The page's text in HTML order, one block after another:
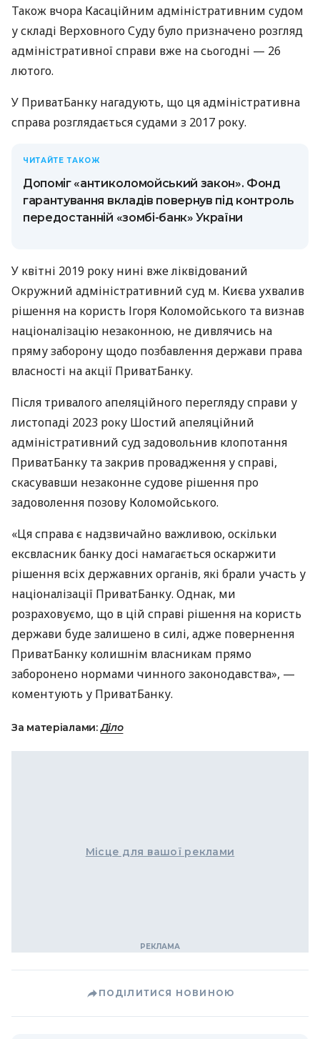
Також вчора Касаційним адміністративним судом
у складі Верховного Суду було призначено розгляд
адміністративної справи вже на сьогодні — 26
лютого.
У ПриватБанку нагадують, що ця адміністративна
справа розглядається судами з 2017 року.
ЧИТАЙТЕ ТАКОЖ
Допоміг «антиколомойський закон». Фонд
гарантування вкладів повернув під контроль
передостанній «зомбі-банк» України
У квітні 2019 року нині вже ліквідований
Окружний адміністративний суд м. Києва ухвалив
рішення на користь Ігоря Коломойського та визнав
націоналізацію незаконною, не дивлячись на
пряму заборону щодо позбавлення держави права
власності на акції ПриватБанку.
Після тривалого апеляційного перегляду справи у
листопаді 2023 року Шостий апеляційний
адміністративний суд задовольнив клопотання
ПриватБанку та закрив провадження у справі,
скасувавши незаконне судове рішення про
задоволення позову Коломойського.
«Ця справа є надзвичайно важливою, оскільки
ексвласник банку досі намагається оскаржити
рішення всіх державних органів, які брали участь у
націоналізації ПриватБанку. Однак, ми
розраховуємо, що в цій справі рішення на користь
держави буде залишено в силі, адже повернення
ПриватБанку колишнім власникам прямо
заборонено нормами чинного законодавства», —
коментують у ПриватБанку.
За матеріалами:Діло
Місце для вашої реклами
ПОДІЛИТИСЯ НОВИНОЮ